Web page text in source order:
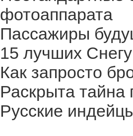
фотоаппарата
Пассажиры
15 лучших
Как запросто
Раскрыта
Русские